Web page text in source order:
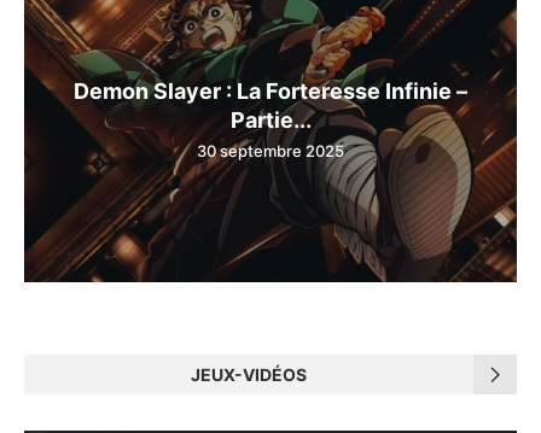
Demon Slayer : La Forteresse Infinie –
Partie...
30 septembre 2025
JEUX-VIDÉOS